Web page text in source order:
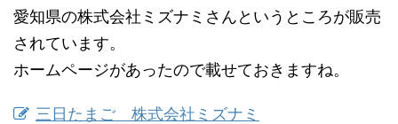
愛知県の株式会社ミズナミさんというところが販売
されています。
ホームページがあったので載せておきますね。
三日たまご 株式会社ミズナミ